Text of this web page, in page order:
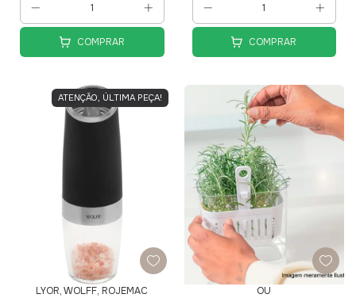
COMPRAR COMPRAR
ATENÇÃO, ÚLTIMA PEÇA!
LYOR, WOLFF, ROJEMAC OU